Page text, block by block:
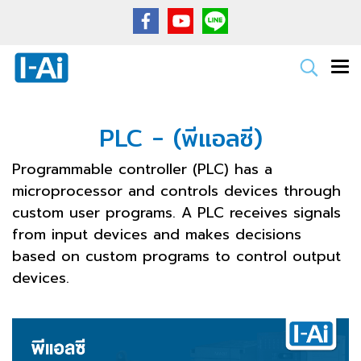
PLC - (พีแอลซี)
Programmable controller (PLC) has a
microprocessor and controls devices through
custom user programs. A PLC receives signals
from input devices and makes decisions
based on custom programs to control output
devices.